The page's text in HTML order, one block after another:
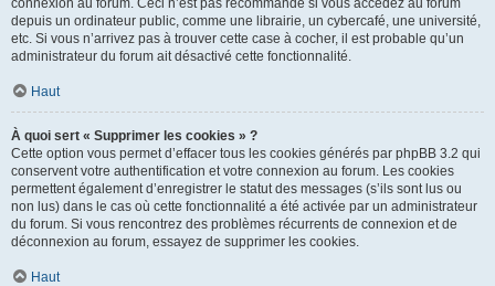
connexion au forum. Ceci n’est pas recommandé si vous accédez au forum
depuis un ordinateur public, comme une librairie, un cybercafé, une université,
etc. Si vous n’arrivez pas à trouver cette case à cocher, il est probable qu’un
administrateur du forum ait désactivé cette fonctionnalité.
Haut
À quoi sert « Supprimer les cookies » ?
Cette option vous permet d’effacer tous les cookies générés par phpBB 3.2 qui
conservent votre authentification et votre connexion au forum. Les cookies
permettent également d’enregistrer le statut des messages (s’ils sont lus ou
non lus) dans le cas où cette fonctionnalité a été activée par un administrateur
du forum. Si vous rencontrez des problèmes récurrents de connexion et de
déconnexion au forum, essayez de supprimer les cookies.
Haut